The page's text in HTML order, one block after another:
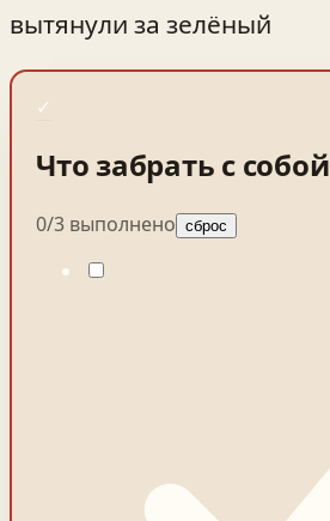
вытянули за зелёный
✓
Что забрать с собой
0/3 выполнено сброс